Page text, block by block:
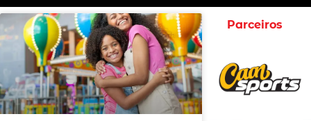
Parceiros